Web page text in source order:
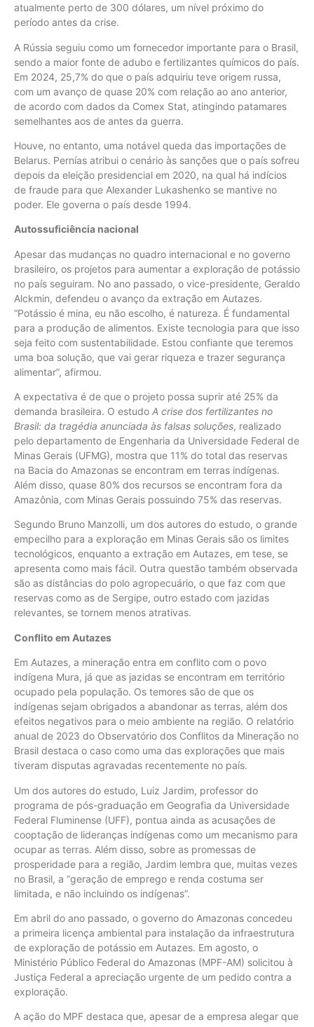
atualmente perto de 300 dólares, um nível próximo do
período antes da crise.
A Rússia seguiu como um fornecedor importante para o Brasil,
sendo a maior fonte de adubo e fertilizantes químicos do país.
Em 2024, 25,7% do que o país adquiriu teve origem russa,
com um avanço de quase 20% com relação ao ano anterior,
de acordo com dados da Comex Stat, atingindo patamares
semelhantes aos de antes da guerra.
Houve, no entanto, uma notável queda das importações de
Belarus. Pernías atribui o cenário às sanções que o país sofreu
depois da eleição presidencial em 2020, na qual há indícios
de fraude para que Alexander Lukashenko se mantive no
poder. Ele governa o país desde 1994.
Autossuficiência nacional
Apesar das mudanças no quadro internacional e no governo
brasileiro, os projetos para aumentar a exploração de potássio
no país seguiram. No ano passado, o vice-presidente, Geraldo
Alckmin, defendeu o avanço da extração em Autazes.
“Potássio é mina, eu não escolho, é natureza. É fundamental
para a produção de alimentos. Existe tecnologia para que isso
seja feito com sustentabilidade. Estou confiante que teremos
uma boa solução, que vai gerar riqueza e trazer segurança
alimentar”, afirmou.
A expectativa é de que o projeto possa suprir até 25% da
demanda brasileira. O estudo A crise dos fertilizantes no
Brasil: da tragédia anunciada às falsas soluções, realizado
pelo departamento de Engenharia da Universidade Federal de
Minas Gerais (UFMG), mostra que 11% do total das reservas
na Bacia do Amazonas se encontram em terras indígenas.
Além disso, quase 80% dos recursos se encontram fora da
Amazônia, com Minas Gerais possuindo 75% das reservas.
Segundo Bruno Manzolli, um dos autores do estudo, o grande
empecilho para a exploração em Minas Gerais são os limites
tecnológicos, enquanto a extração em Autazes, em tese, se
apresenta como mais fácil. Outra questão também observada
são as distâncias do polo agropecuário, o que faz com que
reservas como as de Sergipe, outro estado com jazidas
relevantes, se tornem menos atrativas.
Conflito em Autazes
Em Autazes, a mineração entra em conflito com o povo
indígena Mura, já que as jazidas se encontram em território
ocupado pela população. Os temores são de que os
indígenas sejam obrigados a abandonar as terras, além dos
efeitos negativos para o meio ambiente na região. O relatório
anual de 2023 do Observatório dos Conflitos da Mineração no
Brasil destaca o caso como uma das explorações que mais
tiveram disputas agravadas recentemente no país.
Um dos autores do estudo, Luiz Jardim, professor do
programa de pós-graduação em Geografia da Universidade
Federal Fluminense (UFF), pontua ainda as acusações de
cooptação de lideranças indígenas como um mecanismo para
ocupar as terras. Além disso, sobre as promessas de
prosperidade para a região, Jardim lembra que, muitas vezes
no Brasil, a “geração de emprego e renda costuma ser
limitada, e não incluindo os indígenas”.
Em abril do ano passado, o governo do Amazonas concedeu
a primeira licença ambiental para instalação da infraestrutura
de exploração de potássio em Autazes. Em agosto, o
Ministério Público Federal do Amazonas (MPF-AM) solicitou à
Justiça Federal a apreciação urgente de um pedido contra a
exploração.
A ação do MPF destaca que, apesar de a empresa alegar que